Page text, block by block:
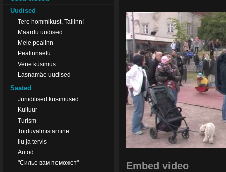
Uudised
Tere hommikust, Tallinn!
Maardu uudised
Meie pealinn
Pealinnaelu
Vene küsimus
Lasnamäe uudised
Saated
Juriidilised küsimused
Kultuur
Turism
Toiduvalmistamine
Ilu ja tervis
Autod
"Силье вам поможет"
Embed video